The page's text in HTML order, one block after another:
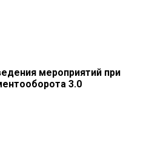
мероприятий при
3.0